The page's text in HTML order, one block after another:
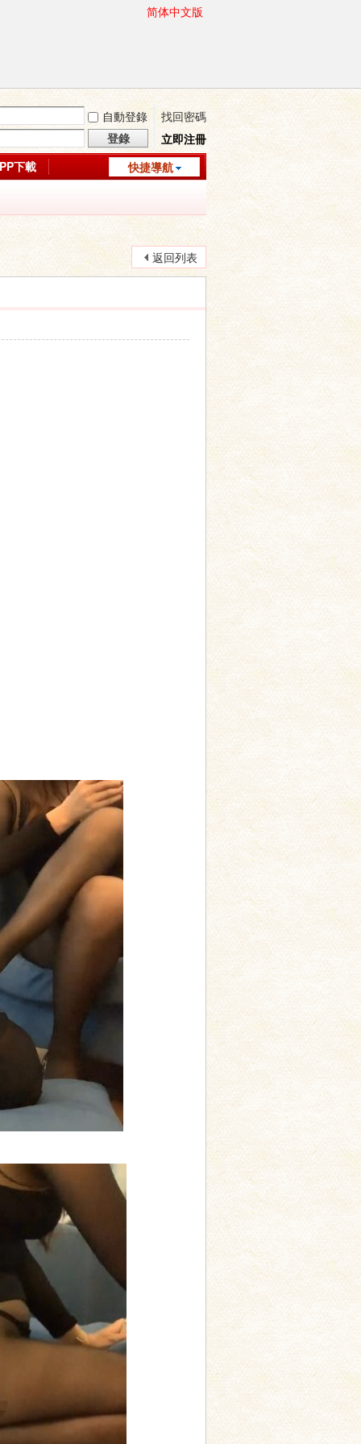
简体中文版
自動登錄
找回密碼
登錄
立即注冊
快捷導航
下載
返回列表